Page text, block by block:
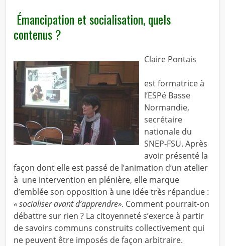
Émancipation et socialisation, quels
contenus ?
Claire Pontais
est formatrice à
l’ESPé Basse
Normandie,
secrétaire
nationale du
SNEP-FSU. Après
avoir présenté la
façon dont elle est passé de l’animation d’un atelier
à une intervention en plénière, elle marque
d’emblée son opposition à une idée très répandue :
« socialiser avant d’apprendre». Comment pourrait-on
débattre sur rien ? La citoyenneté s’exerce à partir
de savoirs communs construits collectivement qui
ne peuvent être imposés de façon arbitraire.